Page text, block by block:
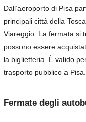
Dall’aeroporto di Pisa
principali città della
Viareggio. La fermata si
possono essere
la biglietteria. È valido
trasporto pubblico a Pisa.
Fermate degli